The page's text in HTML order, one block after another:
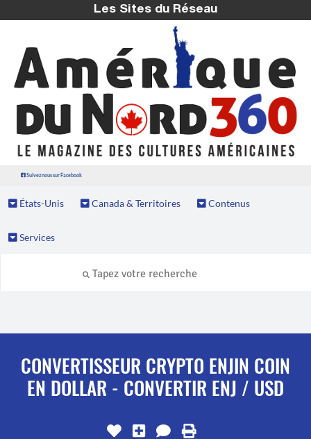
Les Sites du Réseau
Suivez nous sur Facebook
États-Unis Canada & Territoires Contenus
Services
CONVERTISSEUR CRYPTO ENJIN COIN
EN DOLLAR - CONVERTIR ENJ / USD